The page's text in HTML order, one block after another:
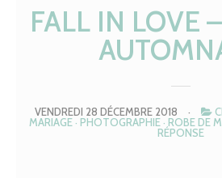
FALL IN LOVE
VENDREDI 28 DÉCEMBRE 2018 ·
MARIAGE· PHOTOGRAPHIE· ROBE DE
RÉPONSE